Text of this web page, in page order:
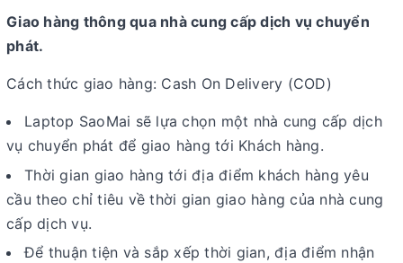
Giao hàng thông qua nhà cung cấp dịch vụ chuyển
phát.
Cách thức giao hàng: Cash On Delivery (COD)
Laptop SaoMai sẽ lựa chọn một nhà cung cấp dịch
vụ chuyển phát để giao hàng tới Khách hàng.
Thời gian giao hàng tới địa điểm khách hàng yêu
cầu theo chỉ tiêu về thời gian giao hàng của nhà cung
cấp dịch vụ.
Để thuận tiện và sắp xếp thời gian, địa điểm nhận